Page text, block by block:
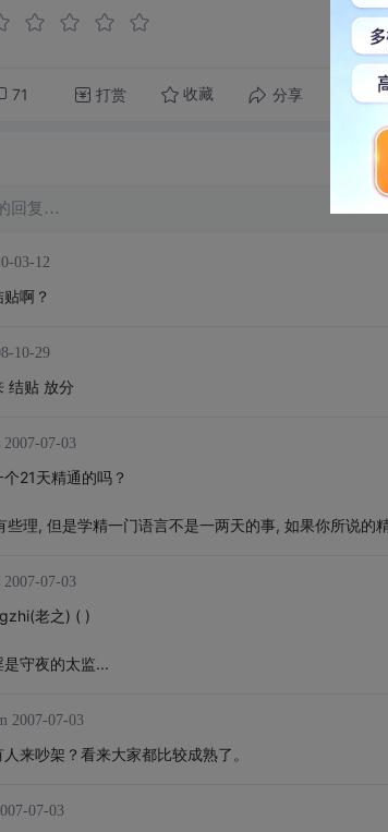
71 打赏 收藏 分享 转
回复…
03-12
啊？
10-29
结贴 放分
2007-07-03
21天精通的吗？
些理, 但是学精一门语言不是一两天的事, 如果你所说的
2007-07-03
老之) ( )
守夜的太监...
2007-07-03
人来吵架？看来大家都比较成熟了。
07-03